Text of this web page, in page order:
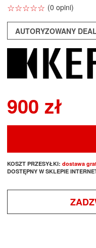
☆☆☆☆☆
★★★★★ (0 opini)
AUTORYZOWANY
900 zł
KOSZT PRZESYŁKI: dostawa
DOSTĘPNY W SKLEPIE